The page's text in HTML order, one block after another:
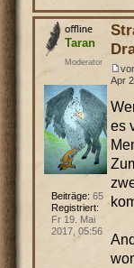
Apr
es
Taran
Moderator
Beiträge: 65
Registriert:
Fr 19. Mai
2017, 05:56